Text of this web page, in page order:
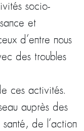
socio-
et
d’entre nous
des troubles
ces activités.
auprès des
de l’action